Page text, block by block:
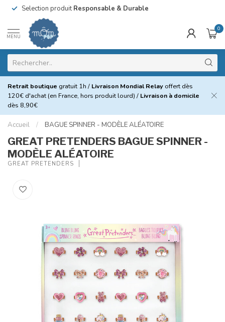
Selection produitResponsable & Durable
MENU
0
Retrait boutique gratuit 1h / Livraison Mondial Relay offert dès
120€ d'achat (en France, hors produit lourd) / Livraison à domicile
dès 8,90€
Accueil / BAGUE SPINNER - MODÈLE ALÉATOIRE
GREAT PRETENDERS BAGUE SPINNER -
MODÈLE ALÉATOIRE
GREAT PRETENDERS